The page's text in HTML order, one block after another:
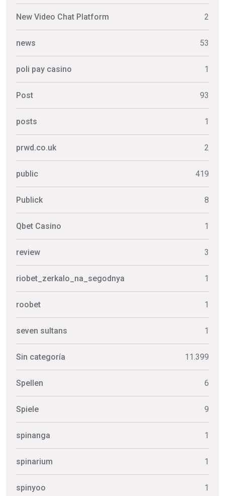
New Video Chat Platform 2
news 53
poli pay casino 1
Post 93
posts 1
prwd.co.uk 2
public 419
Publick 8
Qbet Casino 1
review 3
riobet_zerkalo_na_segodnya 1
roobet 1
seven sultans 1
Sin categoría 11.399
Spellen 6
Spiele 9
spinanga 1
spinarium 1
spinyoo 1